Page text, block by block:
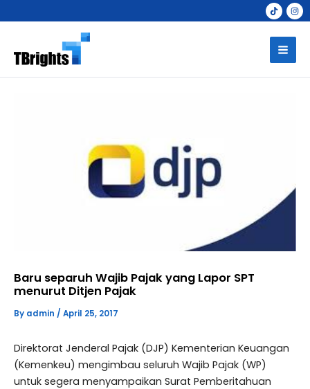
to
Baru separuh Wajib Pajak yang Lapor SPT
menurut Ditjen Pajak
By admin / April 25, 2017
Direktorat Jenderal Pajak (DJP) Kementerian Keuangan
(Kemenkeu) mengimbau seluruh Wajib Pajak (WP)
untuk segera menyampaikan Surat Pemberitahuan